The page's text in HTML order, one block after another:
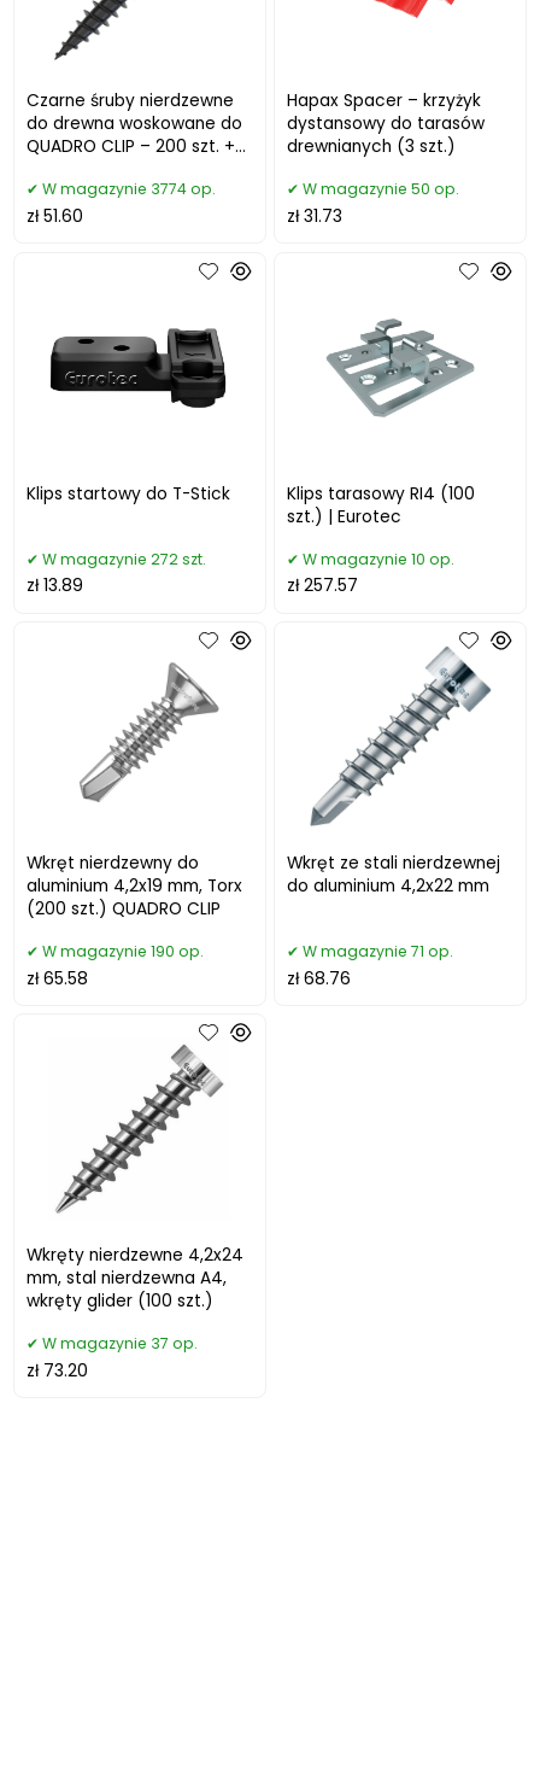
Czarne śruby nierdzewne
do drewna woskowane do
QUADRO CLIP – 200 szt. +
W magazynie 3774 op.
zł 51.60
Hapax Spacer – krzyżyk
dystansowy do tarasów
drewnianych (3 szt.)
W magazynie 50 op.
zł 31.73
Klips startowy do T-Stick
W magazynie 272 szt.
zł 13.89
Klips tarasowy RI4 (100
szt.) | Eurotec
W magazynie 10 op.
zł 257.57
Wkręt nierdzewny do
aluminium 4,2x19 mm, Torx
(200 szt.) QUADRO CLIP
W magazynie 190 op.
zł 65.58
Wkręt ze stali nierdzewnej
do aluminium 4,2x22 mm
W magazynie 71 op.
zł 68.76
Wkręty nierdzewne 4,2x24
mm, stal nierdzewna A4,
wkręty glider (100 szt.)
W magazynie 37 op.
zł 73.20